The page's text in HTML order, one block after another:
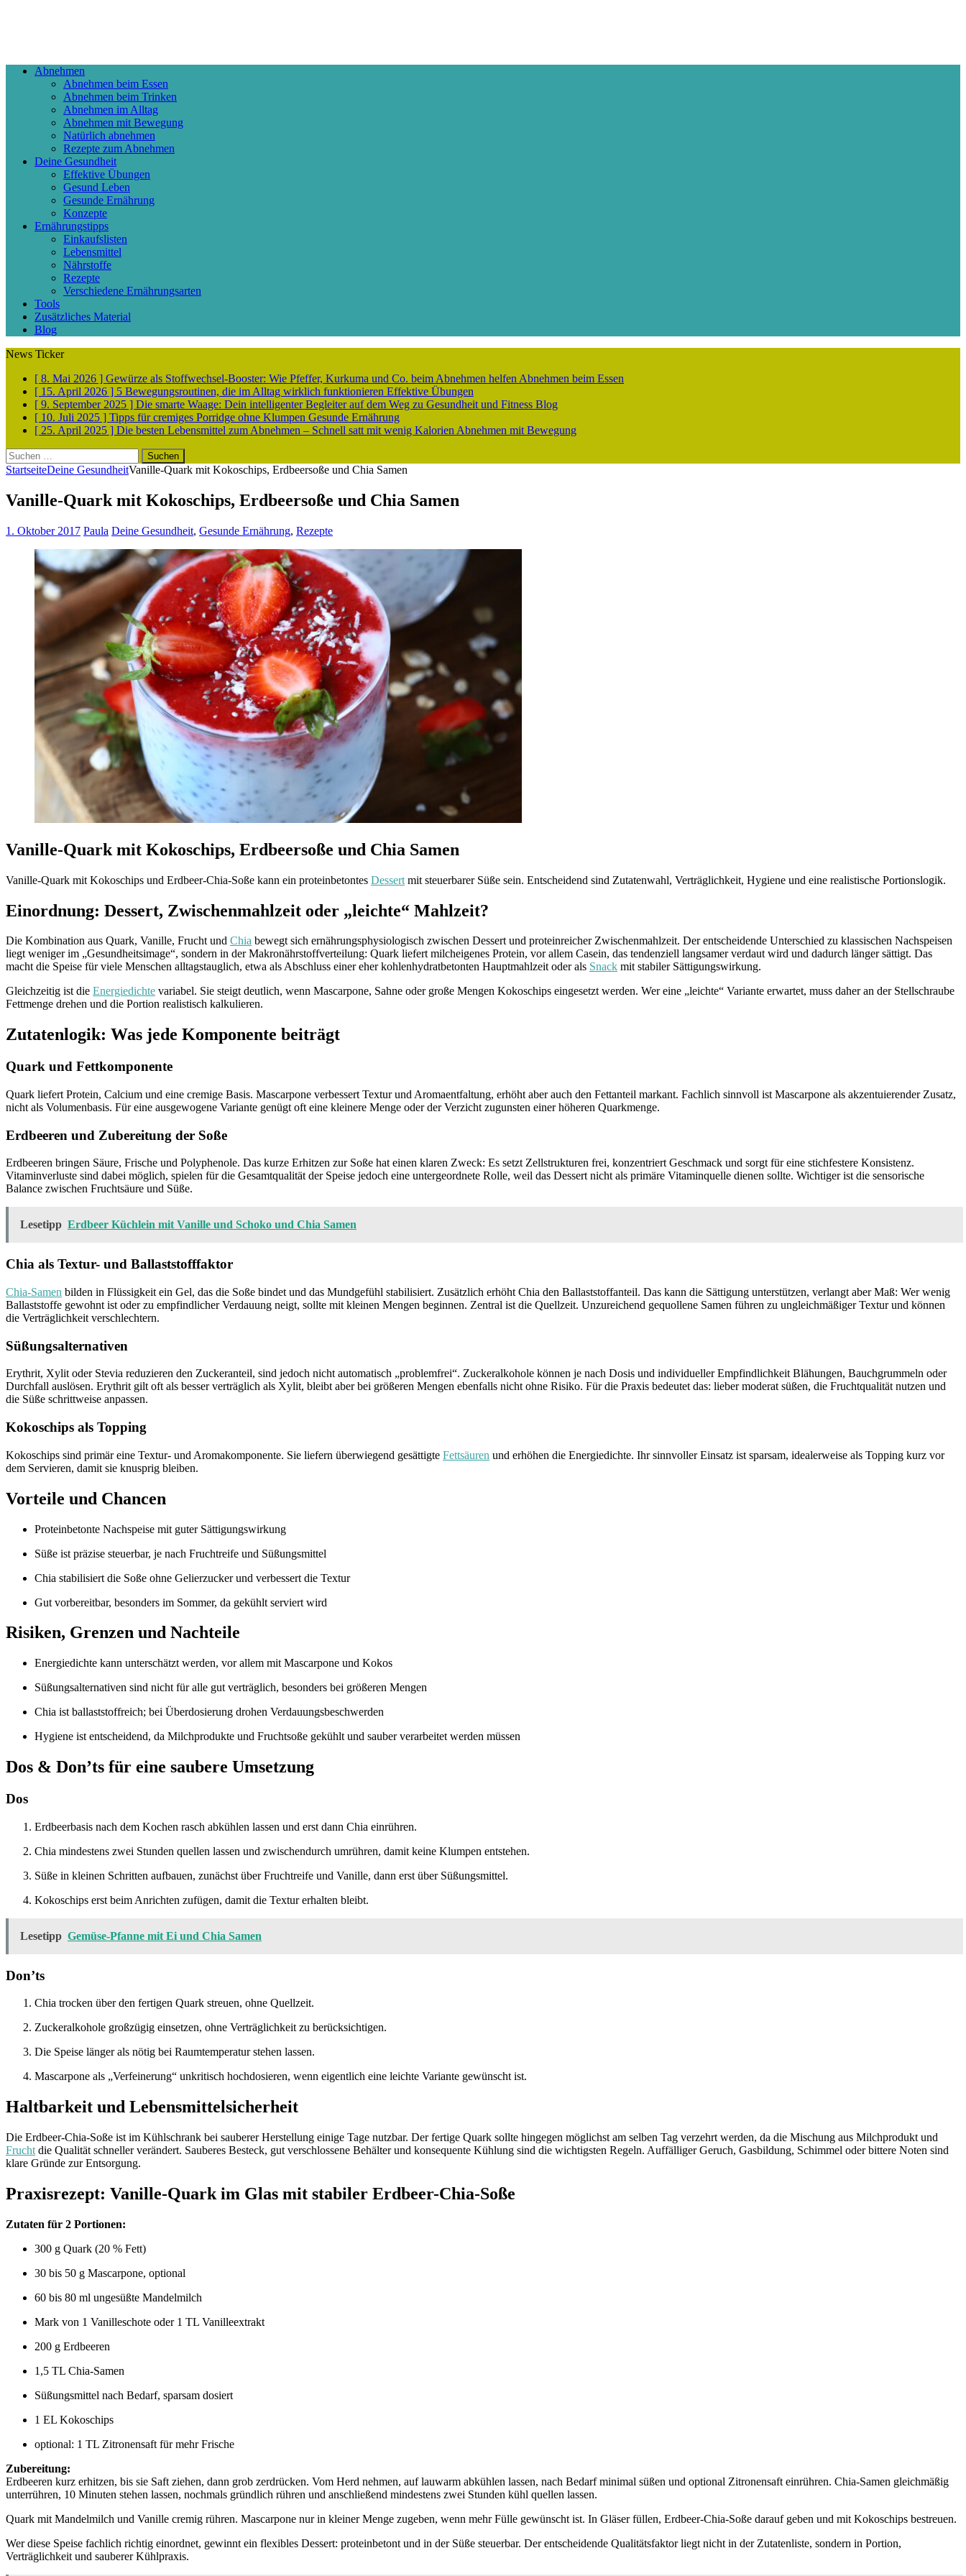
Abnehmen
Abnehmen beim Essen
Abnehmen beim Trinken
Abnehmen im Alltag
Abnehmen mit Bewegung
Natürlich abnehmen
Rezepte zum Abnehmen
Deine Gesundheit
Effektive Übungen
Gesund Leben
Gesunde Ernährung
Konzepte
Ernährungstipps
Einkaufslisten
Lebensmittel
Nährstoffe
Rezepte
Verschiedene Ernährungsarten
Tools
Zusätzliches Material
Blog
News Ticker
[ 8. Mai 2026 ] Gewürze als Stoffwechsel-Booster: Wie Pfeffer, Kurkuma und Co. beim Abnehmen helfen Abnehmen beim Essen
[ 15. April 2026 ] 5 Bewegungsroutinen, die im Alltag wirklich funktionieren Effektive Übungen
[ 9. September 2025 ] Die smarte Waage: Dein intelligenter Begleiter auf dem Weg zu Gesundheit und Fitness Blog
[ 10. Juli 2025 ] Tipps für cremiges Porridge ohne Klumpen Gesunde Ernährung
[ 25. April 2025 ] Die besten Lebensmittel zum Abnehmen – Schnell satt mit wenig Kalorien Abnehmen mit Bewegung
Suchen
nach:
StartseiteDeine GesundheitVanille-Quark mit Kokoschips, Erdbeersoße und Chia Samen
Vanille-Quark mit Kokoschips, Erdbeersoße und Chia Samen
1. Oktober 2017 Paula Deine Gesundheit, Gesunde Ernährung, Rezepte
Vanille-Quark mit Kokoschips, Erdbeersoße und Chia Samen
Vanille-Quark mit Kokoschips und Erdbeer-Chia-Soße kann ein proteinbetontes Dessert mit steuerbarer Süße sein. Entscheidend sind Zutatenwahl, Verträglichkeit, Hygiene und eine realistische Portionslogik.
Einordnung: Dessert, Zwischenmahlzeit oder „leichte“ Mahlzeit?
Die Kombination aus Quark, Vanille, Frucht und Chia bewegt sich ernährungsphysiologisch zwischen Dessert und proteinreicher Zwischenmahlzeit. Der entscheidende Unterschied zu klassischen Nachspeisen
liegt weniger im „Gesundheitsimage“, sondern in der Makronährstoffverteilung: Quark liefert milcheigenes Protein, vor allem Casein, das tendenziell langsamer verdaut wird und dadurch länger sättigt. Das
macht die Speise für viele Menschen alltagstauglich, etwa als Abschluss einer eher kohlenhydratbetonten Hauptmahlzeit oder als Snack mit stabiler Sättigungswirkung.
Gleichzeitig ist die Energiedichte variabel. Sie steigt deutlich, wenn Mascarpone, Sahne oder große Mengen Kokoschips eingesetzt werden. Wer eine „leichte“ Variante erwartet, muss daher an der Stellschraube
Fettmenge drehen und die Portion realistisch kalkulieren.
Zutatenlogik: Was jede Komponente beiträgt
Quark und Fettkomponente
Quark liefert Protein, Calcium und eine cremige Basis. Mascarpone verbessert Textur und Aromaentfaltung, erhöht aber auch den Fettanteil markant. Fachlich sinnvoll ist Mascarpone als akzentuierender Zusatz,
nicht als Volumenbasis. Für eine ausgewogene Variante genügt oft eine kleinere Menge oder der Verzicht zugunsten einer höheren Quarkmenge.
Erdbeeren und Zubereitung der Soße
Erdbeeren bringen Säure, Frische und Polyphenole. Das kurze Erhitzen zur Soße hat einen klaren Zweck: Es setzt Zellstrukturen frei, konzentriert Geschmack und sorgt für eine stichfestere Konsistenz.
Vitaminverluste sind dabei möglich, spielen für die Gesamtqualität der Speise jedoch eine untergeordnete Rolle, weil das Dessert nicht als primäre Vitaminquelle dienen sollte. Wichtiger ist die sensorische
Balance zwischen Fruchtsäure und Süße.
Lesetipp Erdbeer Küchlein mit Vanille und Schoko und Chia Samen
Chia als Textur- und Ballaststofffaktor
Chia-Samen bilden in Flüssigkeit ein Gel, das die Soße bindet und das Mundgefühl stabilisiert. Zusätzlich erhöht Chia den Ballaststoffanteil. Das kann die Sättigung unterstützen, verlangt aber Maß: Wer wenig
Ballaststoffe gewohnt ist oder zu empfindlicher Verdauung neigt, sollte mit kleinen Mengen beginnen. Zentral ist die Quellzeit. Unzureichend gequollene Samen führen zu ungleichmäßiger Textur und können
die Verträglichkeit verschlechtern.
Süßungsalternativen
Erythrit, Xylit oder Stevia reduzieren den Zuckeranteil, sind jedoch nicht automatisch „problemfrei“. Zuckeralkohole können je nach Dosis und individueller Empfindlichkeit Blähungen, Bauchgrummeln oder
Durchfall auslösen. Erythrit gilt oft als besser verträglich als Xylit, bleibt aber bei größeren Mengen ebenfalls nicht ohne Risiko. Für die Praxis bedeutet das: lieber moderat süßen, die Fruchtqualität nutzen und
die Süße schrittweise anpassen.
Kokoschips als Topping
Kokoschips sind primär eine Textur- und Aromakomponente. Sie liefern überwiegend gesättigte Fettsäuren und erhöhen die Energiedichte. Ihr sinnvoller Einsatz ist sparsam, idealerweise als Topping kurz vor
dem Servieren, damit sie knusprig bleiben.
Vorteile und Chancen
Proteinbetonte Nachspeise mit guter Sättigungswirkung
Süße ist präzise steuerbar, je nach Fruchtreife und Süßungsmittel
Chia stabilisiert die Soße ohne Gelierzucker und verbessert die Textur
Gut vorbereitbar, besonders im Sommer, da gekühlt serviert wird
Risiken, Grenzen und Nachteile
Energiedichte kann unterschätzt werden, vor allem mit Mascarpone und Kokos
Süßungsalternativen sind nicht für alle gut verträglich, besonders bei größeren Mengen
Chia ist ballaststoffreich; bei Überdosierung drohen Verdauungsbeschwerden
Hygiene ist entscheidend, da Milchprodukte und Fruchtsoße gekühlt und sauber verarbeitet werden müssen
Dos & Don’ts für eine saubere Umsetzung
Dos
Erdbeerbasis nach dem Kochen rasch abkühlen lassen und erst dann Chia einrühren.
Chia mindestens zwei Stunden quellen lassen und zwischendurch umrühren, damit keine Klumpen entstehen.
Süße in kleinen Schritten aufbauen, zunächst über Fruchtreife und Vanille, dann erst über Süßungsmittel.
Kokoschips erst beim Anrichten zufügen, damit die Textur erhalten bleibt.
Lesetipp Gemüse-Pfanne mit Ei und Chia Samen
Don’ts
Chia trocken über den fertigen Quark streuen, ohne Quellzeit.
Zuckeralkohole großzügig einsetzen, ohne Verträglichkeit zu berücksichtigen.
Die Speise länger als nötig bei Raumtemperatur stehen lassen.
Mascarpone als „Verfeinerung“ unkritisch hochdosieren, wenn eigentlich eine leichte Variante gewünscht ist.
Haltbarkeit und Lebensmittelsicherheit
Die Erdbeer-Chia-Soße ist im Kühlschrank bei sauberer Herstellung einige Tage nutzbar. Der fertige Quark sollte hingegen möglichst am selben Tag verzehrt werden, da die Mischung aus Milchprodukt und
Frucht die Qualität schneller verändert. Sauberes Besteck, gut verschlossene Behälter und konsequente Kühlung sind die wichtigsten Regeln. Auffälliger Geruch, Gasbildung, Schimmel oder bittere Noten sind
klare Gründe zur Entsorgung.
Praxisrezept: Vanille-Quark im Glas mit stabiler Erdbeer-Chia-Soße
Zutaten für 2 Portionen:
300 g Quark (20 % Fett)
30 bis 50 g Mascarpone, optional
60 bis 80 ml ungesüßte Mandelmilch
Mark von 1 Vanilleschote oder 1 TL Vanilleextrakt
200 g Erdbeeren
1,5 TL Chia-Samen
Süßungsmittel nach Bedarf, sparsam dosiert
1 EL Kokoschips
optional: 1 TL Zitronensaft für mehr Frische
Zubereitung:
Erdbeeren kurz erhitzen, bis sie Saft ziehen, dann grob zerdrücken. Vom Herd nehmen, auf lauwarm abkühlen lassen, nach Bedarf minimal süßen und optional Zitronensaft einrühren. Chia-Samen gleichmäßig
unterrühren, 10 Minuten stehen lassen, nochmals gründlich rühren und anschließend mindestens zwei Stunden kühl quellen lassen.
Quark mit Mandelmilch und Vanille cremig rühren. Mascarpone nur in kleiner Menge zugeben, wenn mehr Fülle gewünscht ist. In Gläser füllen, Erdbeer-Chia-Soße darauf geben und mit Kokoschips bestreuen.
Wer diese Speise fachlich richtig einordnet, gewinnt ein flexibles Dessert: proteinbetont und in der Süße steuerbar. Der entscheidende Qualitätsfaktor liegt nicht in der Zutatenliste, sondern in Portion,
Verträglichkeit und sauberer Kühlpraxis.